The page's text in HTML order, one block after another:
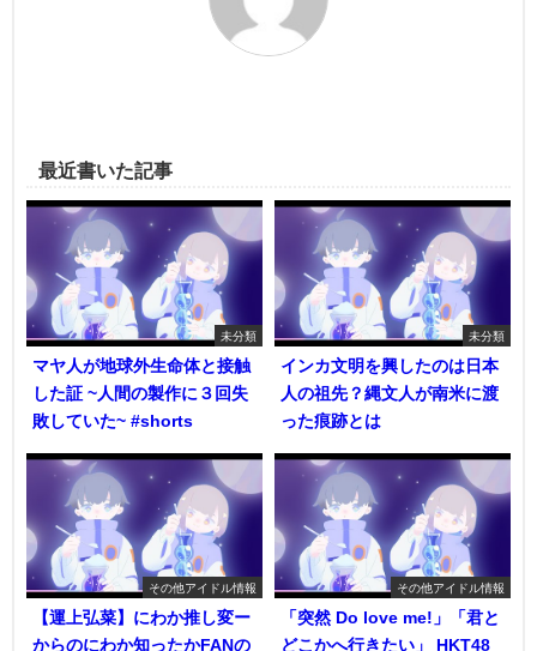
最近書いた記事
未分類
マヤ人が地球外生命体と接触
した証 ~人間の製作に３回失
敗していた~ #shorts
未分類
インカ文明を興したのは日本
人の祖先？縄文人が南米に渡
った痕跡とは
その他アイドル情報
【運上弘菜】にわか推し変ー
からのにわか知ったかFANの
その他アイドル情報
「突然 Do love me!」「君と
どこかへ行きたい」 HKT48